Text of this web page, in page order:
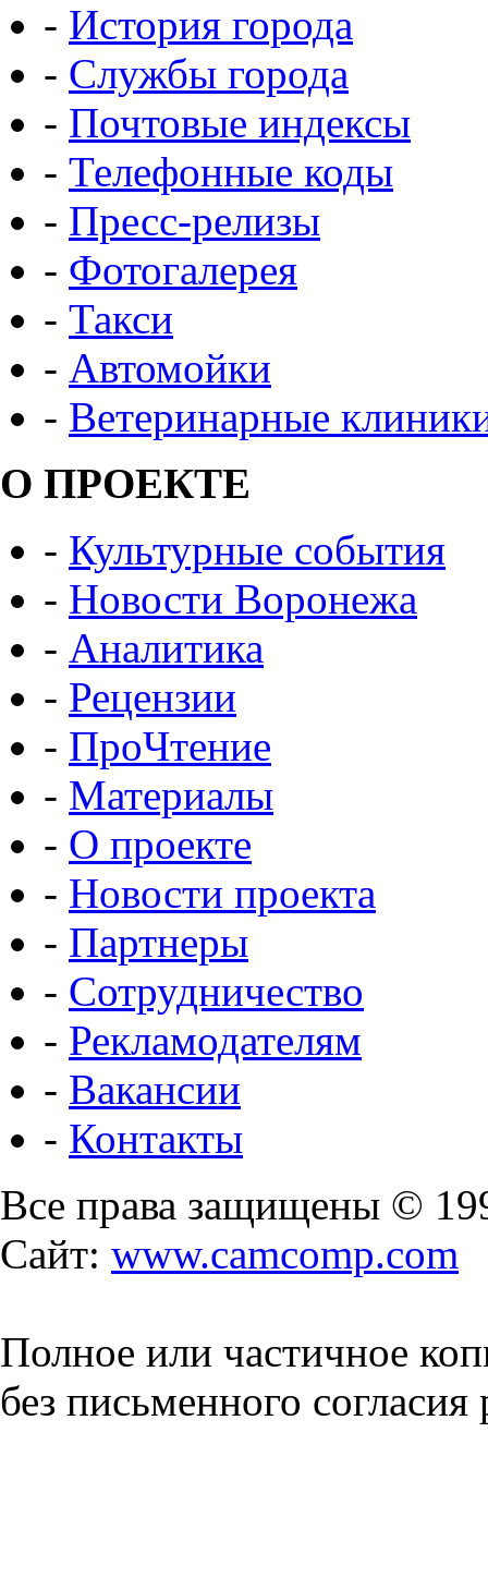
- История города
- Службы города
- Почтовые индексы
- Телефонные коды
- Пресс-релизы
- Фотогалерея
- Такси
- Автомойки
- Ветеринарные
О ПРОЕКТЕ
- Культурные события
- Новости Воронежа
- Аналитика
- Рецензии
- ПроЧтение
- Материалы
- О проекте
- Новости проекта
- Партнеры
- Сотрудничество
- Рекламодателям
- Вакансии
- Контакты
Все права защищены ©
Сайт: www.camcomp.com
Полное или частичное
без письменного